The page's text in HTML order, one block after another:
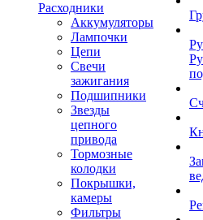
Расходники
Аккумуляторы
Лампочки
Цепи
Свечи
зажигания
Подшипники
Звезды
цепного
привода
Тормозные
колодки
Покрышки,
камеры
Фильтры